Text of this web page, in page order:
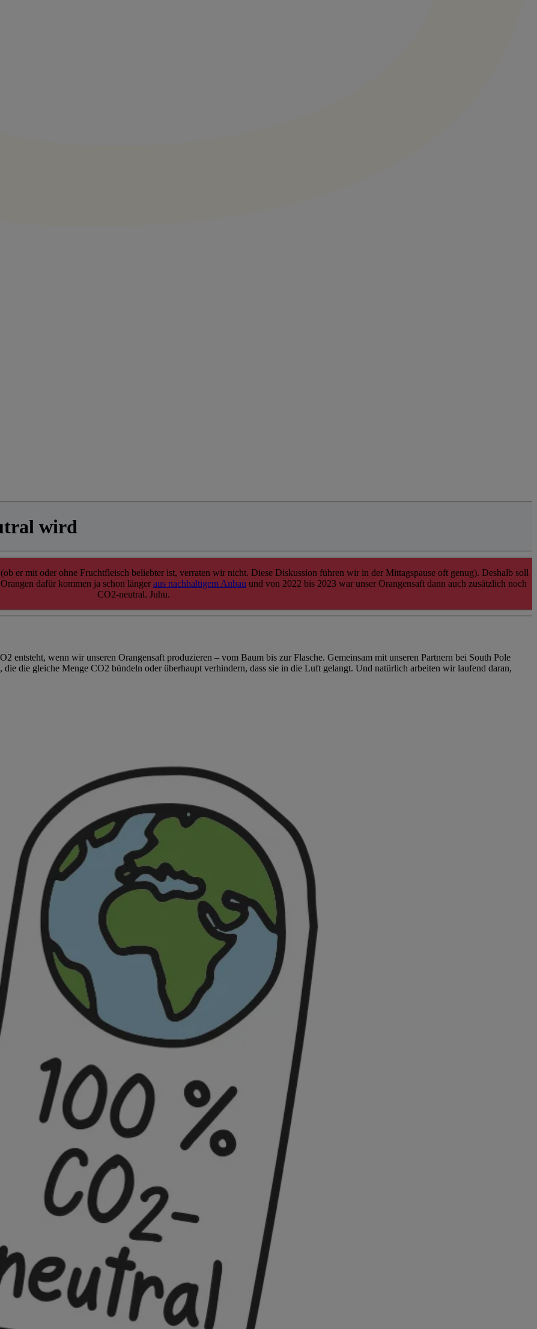
wird
er mit oder ohne Fruchtfleisch beliebter ist, verraten wir nicht. Diese Diskussion führen wir in der Mittagspause oft genug). Deshalb soll
dafür kommen ja schon länger aus nachhaltigem Anbau und von 2022 bis 2023 war unser Orangensaft dann auch zusätzlich noch
CO2-neutral. Juhu.
entsteht, wenn wir unseren Orangensaft produzieren – vom Baum bis zur Flasche. Gemeinsam mit unseren Partnern bei South Pole
die gleiche Menge CO2 bündeln oder überhaupt verhindern, dass sie in die Luft gelangt. Und natürlich arbeiten wir laufend daran,